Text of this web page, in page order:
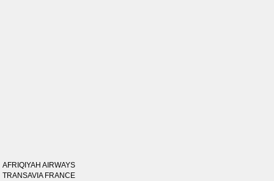
AFRIQIYAH AIRWAYS
TRANSAVIA FRANCE